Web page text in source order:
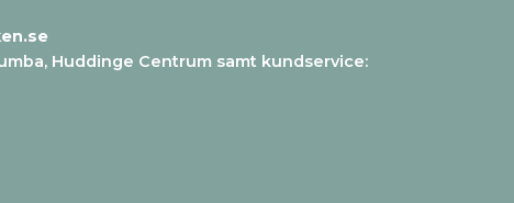
Huddinge Centrum samt kundservice: